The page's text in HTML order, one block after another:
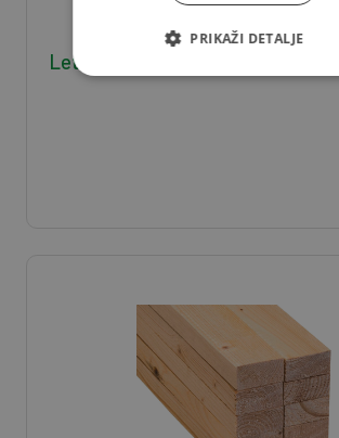
Letva J/S 3*5*400 - 0,006 m3/kom
PRIKAŽI DETALJE